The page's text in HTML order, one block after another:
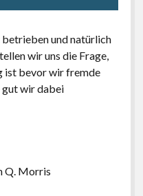
und natürlich
wir uns die Frage,
ist bevor wir fremde
wir dabei
Q. Morris